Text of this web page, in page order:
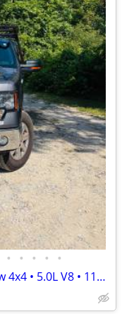
• • • • •
2014 Ford F-150 XLT XTR SuperCrew 4x4 • 5.0L V8 • 113,000 Miles